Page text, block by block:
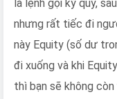
là lệnh gọi ký quỹ,
nhưng rất tiếc đi
này Equity (số dư
đi xuống và khi
thì bạn sẽ không